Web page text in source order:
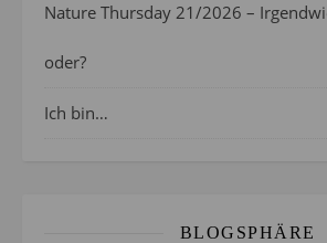
Nature Thursday 21/2026 –
oder?
Ich bin…
BLOGSPHÄRE